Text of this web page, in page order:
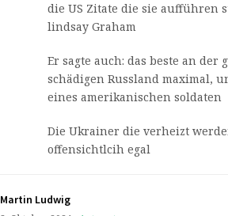
die US Zitate die sie aufführen
lindsay Graham
Er sagte auch: das beste an der
schädigen Russland maximal,
eines amerikanischen soldaten
Die Ukrainer die verheizt
offensichtlcih egal
Martin Ludwig